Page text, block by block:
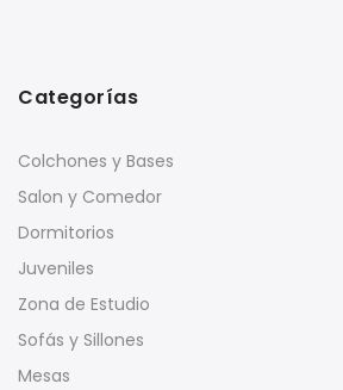
Categorías
Colchones y Bases
Salon y Comedor
Dormitorios
Juveniles
Zona de Estudio
Sofás y Sillones
Mesas